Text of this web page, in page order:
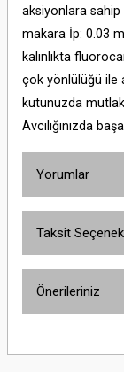
aksiyonlara sahip
makara İp: 0.03
kalınlıkta
çok yönlülüğü ile
kutunuzda
Avcılığınızda
Yorumlar
Taksit
Önerileriniz
yetersiz